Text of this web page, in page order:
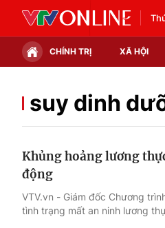
CHÍNH TRỊ XÃ HỘI
Tin tức
Thế giới đó đây
Câu chuyện quốc tế
suy dinh
Khủng hoảng lương
động
VTV.vn - Giám đốc Chương
tình trạng mất an ninh lương